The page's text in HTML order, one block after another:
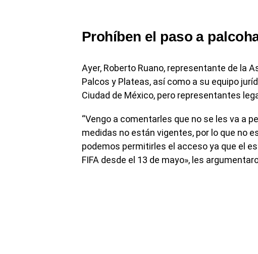
Prohíben el paso a
Ayer, Roberto Ruano, representante de la
Palcos y Plateas, así como a su equipo
Ciudad de México, pero representantes
“Vengo a comentarles que no se les va a
medidas no están vigentes, por lo que no
podemos permitirles el acceso ya que el
FIFA desde el 13 de mayo», les